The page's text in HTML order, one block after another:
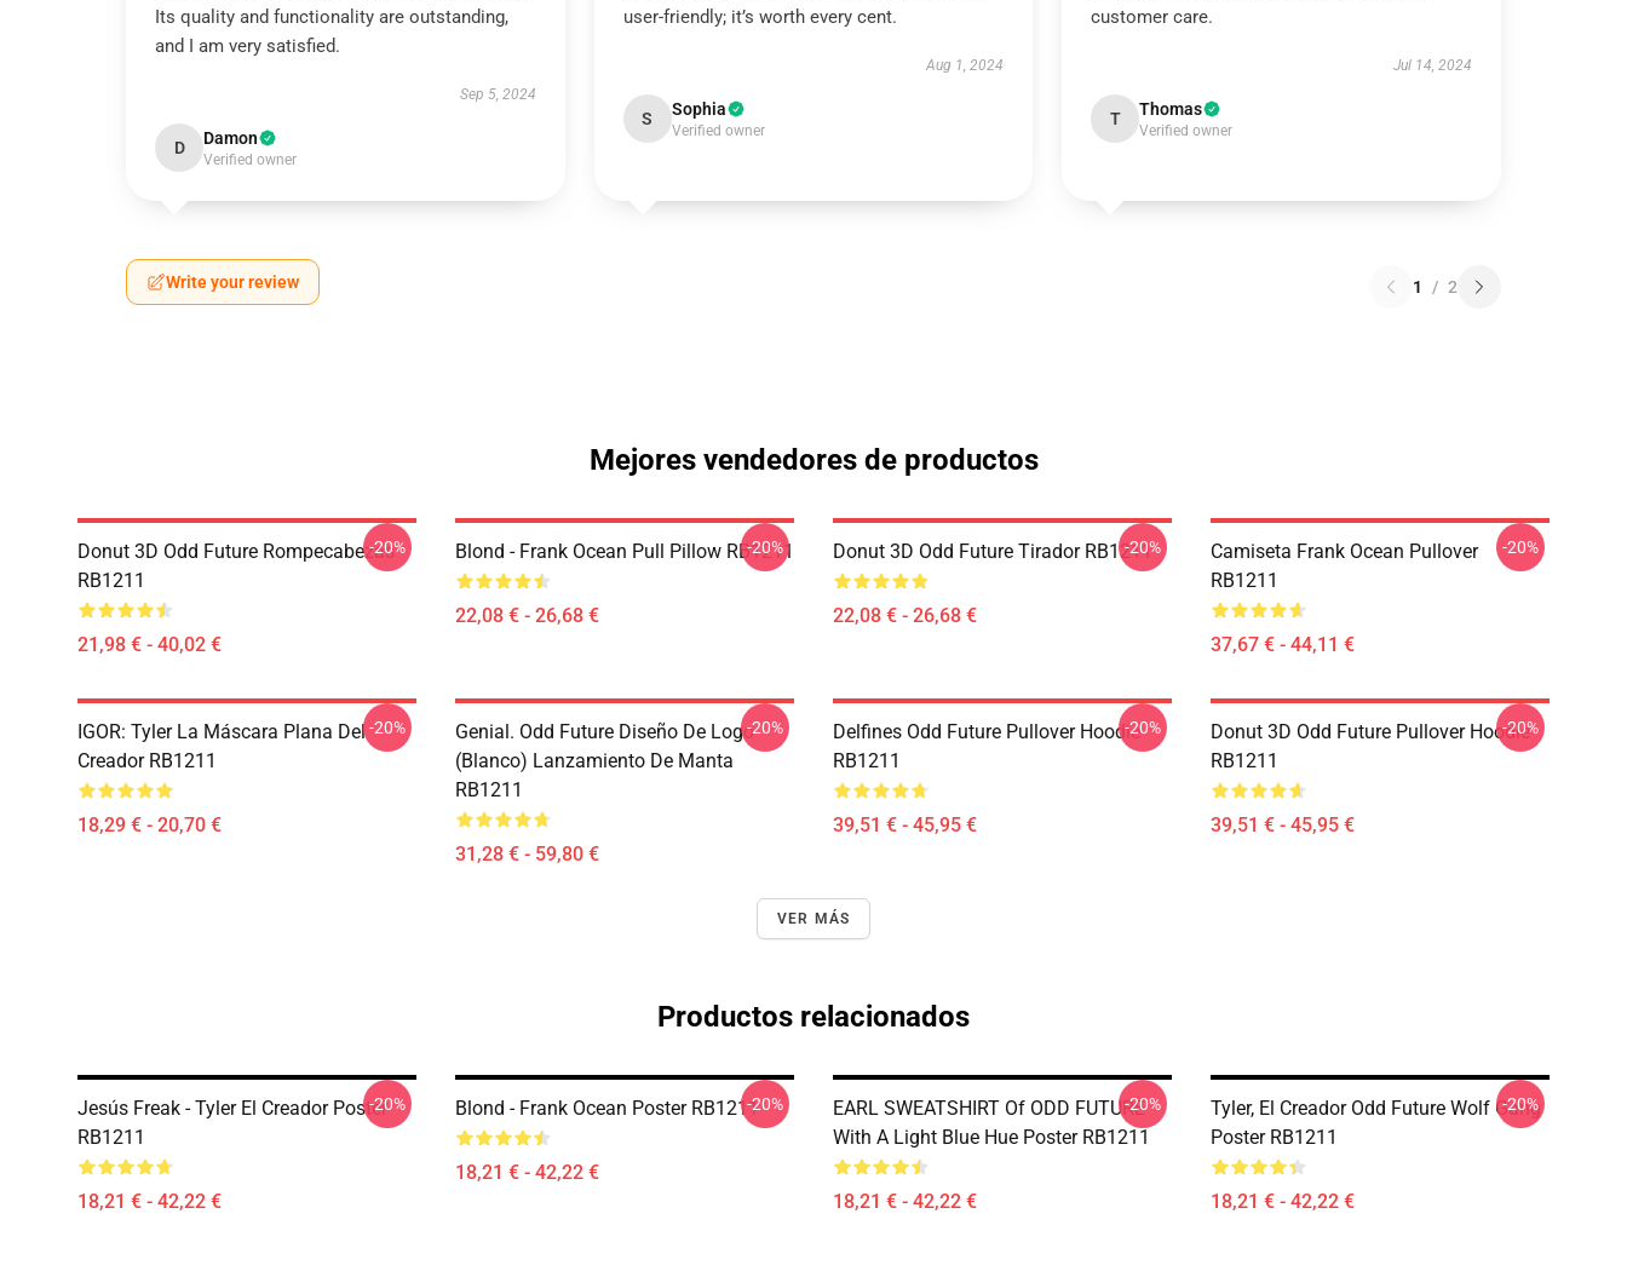
Its quality and functionality are outstanding,
and I am very satisfied.
Sep 5, 2024
D Damon
Verified owner
user-friendly; it’s worth every cent.
Aug 1, 2024
S Sophia
Verified owner
customer care.
Jul 14, 2024
T Thomas
Verified owner
Write your review 1 / 2
Mejores vendedores de productos
Donut 3D Odd Future Rompecabezas
RB1211
21,98 € - 40,02 €
-20% Blond - Frank Ocean Pull Pillow RB1211
22,08 € - 26,68 €
-20% Donut 3D Odd Future Tirador RB1211
22,08 € - 26,68 €
-20%
Camiseta Frank Ocean Pullover
RB1211
37,67 € - 44,11 €
-20%
IGOR: Tyler La Máscara Plana Del
Creador RB1211
18,29 € - 20,70 €
-20%
Genial. Odd Future Diseño De Logo
(blanco) Lanzamiento De Manta
RB1211
31,28 € - 59,80 €
-20%
Delfines Odd Future Pullover Hoodie
RB1211
39,51 € - 45,95 €
-20%
Donut 3D Odd Future Pullover Hoodie
RB1211
39,51 € - 45,95 €
-20%
VER MÁS
Productos relacionados
Jesús Freak - Tyler El Creador Poster
RB1211
18,21 € - 42,22 €
-20% Blond - Frank Ocean Poster RB1211
18,21 € - 42,22 €
-20%
EARL SWEATSHIRT Of ODD FUTURE
With A Light Blue Hue Poster RB1211
18,21 € - 42,22 €
-20%
Tyler, El Creador Odd Future Wolf Gang
Poster RB1211
18,21 € - 42,22 €
-20%